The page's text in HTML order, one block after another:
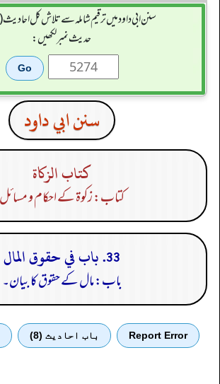
سنن ابي داود میں ترقیم شاملہ سے تلاش کل احادیث
حدیث نمبر لکھیں:
سنن ابي داود
كتاب الزكاة
کتاب: زکوۃ کے احکام و مسائل
33. باب في حقوق المال
باب: مال کے حقوق کا بیان۔
Report Error باب احادیث (8)